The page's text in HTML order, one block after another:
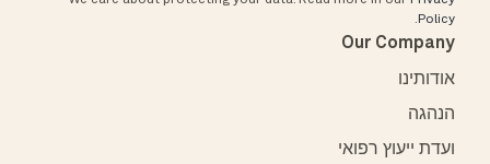
Policy
.
Our Company
אודותינו
הנהגה
ועדת ייעוץ רפואי